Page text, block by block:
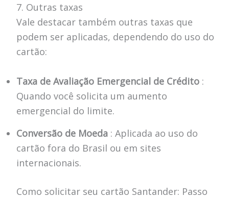
7. Outras taxas
Vale destacar também outras taxas que
podem ser aplicadas, dependendo do uso do
cartão:
Taxa de Avaliação Emergencial de Crédito:
Quando você solicita um aumento
emergencial do limite.
Conversão de Moeda: Aplicada ao uso do
cartão fora do Brasil ou em sites
internacionais.
Como solicitar seu cartão Santander: Passo